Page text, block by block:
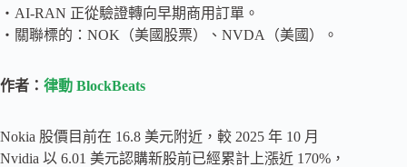
・AI-RAN 正從驗證轉向早期商用訂單。
・關聯標的：NOK（美國股票）、NVDA（美國）。
作者： 律動 BlockBeats
Nokia 股價目前在 16.8 美元附近，較 2025 年 10 月
Nvidia 以 6.01 美元認購新股前已經累計上漲近 170%，